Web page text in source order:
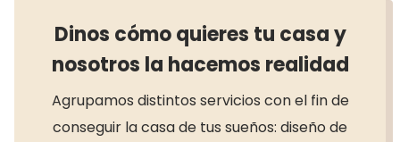
Dinos cómo quieres tu casa y
nosotros la hacemos realidad
Agrupamos distintos servicios con el fin de
conseguir la casa de tus sueños: diseño de